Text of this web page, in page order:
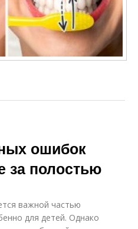
ошибок
за полостью
важной частью
для детей. Однако